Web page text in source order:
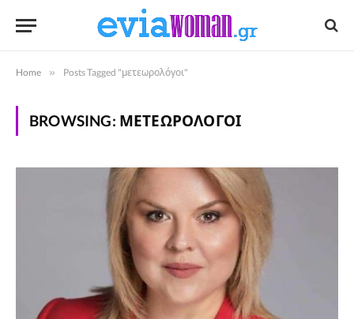
Home » Posts Tagged "μετεωρολόγοι"
BROWSING: ΜΕΤΕΩΡΟΛΌΓΟΙ